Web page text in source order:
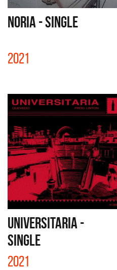
NORIA - SINGLE
2021
UNIVERSITARIA -
SINGLE
2021